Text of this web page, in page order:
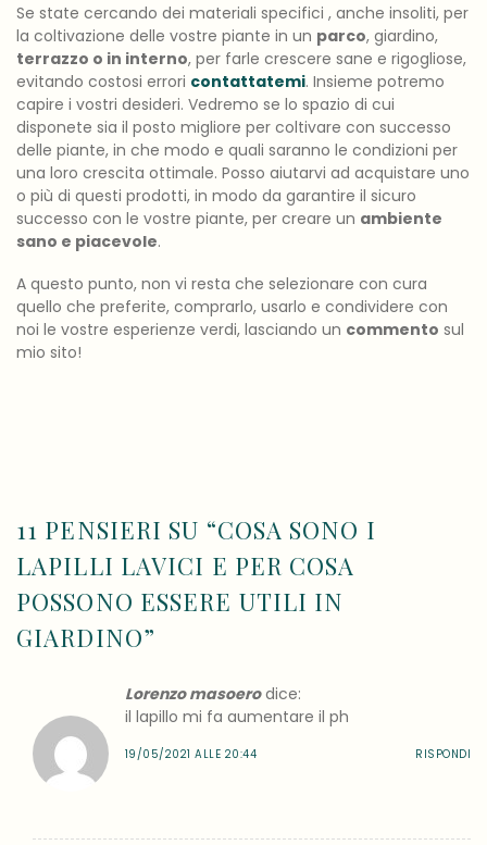
Se state cercando dei materiali specifici , anche insoliti, per
la coltivazione delle vostre piante in un parco, giardino,
terrazzo o in interno, per farle crescere sane e rigogliose,
evitando costosi errori contattatemi. Insieme potremo
capire i vostri desideri. Vedremo se lo spazio di cui
disponete sia il posto migliore per coltivare con successo
delle piante, in che modo e quali saranno le condizioni per
una loro crescita ottimale. Posso aiutarvi ad acquistare uno
o più di questi prodotti, in modo da garantire il sicuro
successo con le vostre piante, per creare un ambiente
sano e piacevole.
A questo punto, non vi resta che selezionare con cura
quello che preferite, comprarlo, usarlo e condividere con
noi le vostre esperienze verdi, lasciando un commento sul
mio sito!
11 PENSIERI SU “COSA SONO I
LAPILLI LAVICI E PER COSA
POSSONO ESSERE UTILI IN
GIARDINO”
Lorenzo masoero dice:
il lapillo mi fa aumentare il ph
19/05/2021 ALLE 20:44 RISPONDI